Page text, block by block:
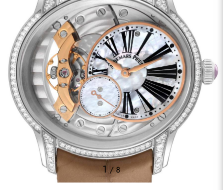
1/8
commentaires